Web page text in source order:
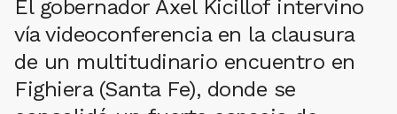
El gobernador Axel Kicillof intervino
vía videoconferencia en la clausura
de un multitudinario encuentro en
Fighiera (Santa Fe), donde se